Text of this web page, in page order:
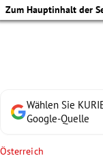
Zum Hauptinhalt der
Wählen Sie
Google-Quelle
Österreich